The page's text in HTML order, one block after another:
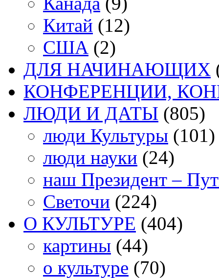
Китай (12)
США (2)
ДЛЯ НАЧИНАЮЩИХ
КОНФЕРЕНЦИИ,
ЛЮДИ И ДАТЫ (805)
люди Культуры (101)
люди науки (24)
наш Президент –
Светочи (224)
О КУЛЬТУРЕ (404)
картины (44)
о культуре (70)